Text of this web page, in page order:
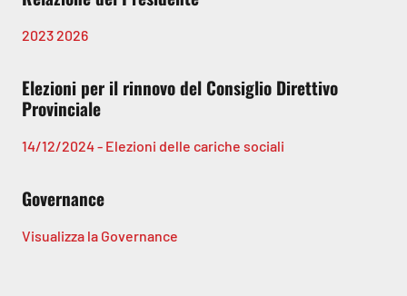
20232026
Elezioni per il rinnovo del Consiglio Direttivo
Provinciale
14/12/2024 - Elezioni delle cariche sociali
Governance
Visualizza la Governance